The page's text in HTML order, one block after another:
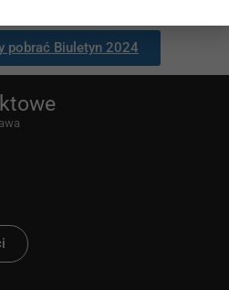
pobrać Biuletyn 2024